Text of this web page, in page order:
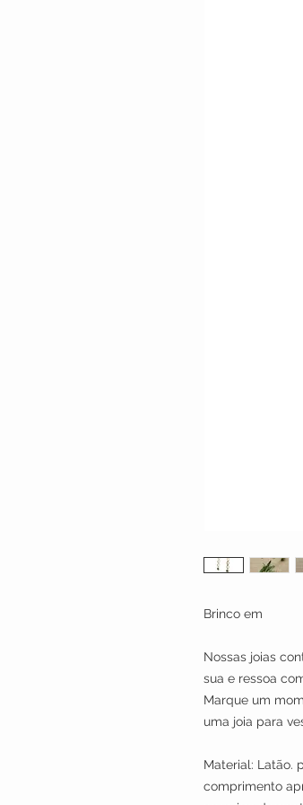
Brinco em
Nossas joias
sua e ressoa
Marque um
uma joia para
Material: Latão.
comprimento